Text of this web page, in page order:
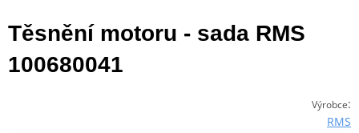
Těsnění motoru - sada RMS
100680041
Výrobce:
RMS